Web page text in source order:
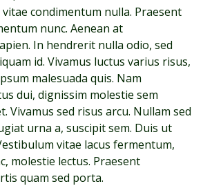
condimentum nulla. Praesent
nunc. Aenean at
In hendrerit nulla odio, sed
id. Vivamus luctus varius risus,
malesuada quis. Nam
dui, dignissim molestie sem
Vivamus sed risus arcu. Nullam sed
urna a, suscipit sem. Duis ut
vitae lacus fermentum,
molestie lectus. Praesent
quam sed porta.